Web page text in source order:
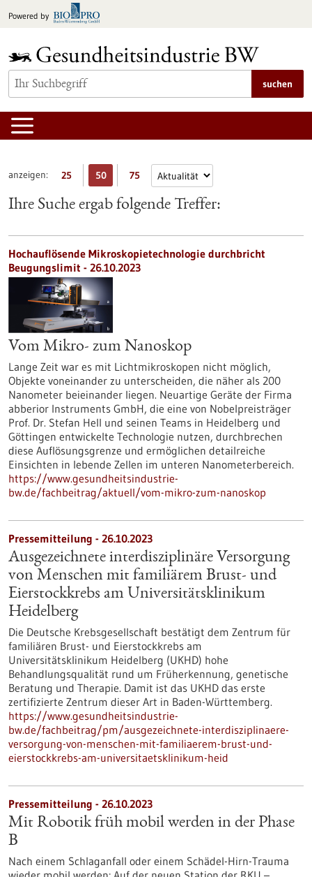
Inhalt
Powered by
suchen
anzeigen: 25 50 75
Ihre Suche ergab folgende Treffer:
Hochauflösende Mikroskopietechnologie durchbricht
Beugungslimit - 26.10.2023
Vom Mikro- zum Nanoskop
Lange Zeit war es mit Lichtmikroskopen nicht möglich,
Objekte voneinander zu unterscheiden, die näher als 200
Nanometer beieinander liegen. Neuartige Geräte der Firma
abberior Instruments GmbH, die eine von Nobelpreisträger
Prof. Dr. Stefan Hell und seinen Teams in Heidelberg und
Göttingen entwickelte Technologie nutzen, durchbrechen
diese Auflösungsgrenze und ermöglichen detailreiche
Einsichten in lebende Zellen im unteren Nanometerbereich.
https://www.gesundheitsindustrie-
bw.de/fachbeitrag/aktuell/vom-mikro-zum-nanoskop
Pressemitteilung - 26.10.2023
Ausgezeichnete interdisziplinäre Versorgung
von Menschen mit familiärem Brust- und
Eierstockkrebs am Universitätsklinikum
Heidelberg
Die Deutsche Krebsgesellschaft bestätigt dem Zentrum für
familiären Brust- und Eierstockkrebs am
Universitätsklinikum Heidelberg (UKHD) hohe
Behandlungsqualität rund um Früherkennung, genetische
Beratung und Therapie. Damit ist das UKHD das erste
zertifizierte Zentrum dieser Art in Baden-Württemberg.
https://www.gesundheitsindustrie-
bw.de/fachbeitrag/pm/ausgezeichnete-interdisziplinaere-
versorgung-von-menschen-mit-familiaerem-brust-und-
eierstockkrebs-am-universitaetsklinikum-heid
Pressemitteilung - 26.10.2023
Mit Robotik früh mobil werden in der Phase
B
Nach einem Schlaganfall oder einem Schädel-​Hirn-Trauma